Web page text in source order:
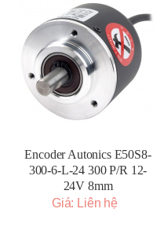
Encoder Autonics E50S8-
300-6-L-24 300 P/R 12-
24V 8mm
Giá: Liên hệ